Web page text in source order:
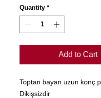
Quantity *
Add to Cart
Toptan bayan uzun konç
Dikişsizdir